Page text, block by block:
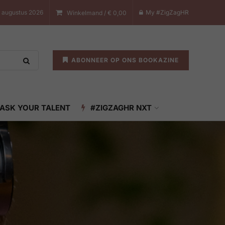
2026 Winkelmand / € 0,00 My #ZigZagHR
ABONNEER OP ONS BOOKAZINE
YOUR TALENT #ZIGZAGHR NXT